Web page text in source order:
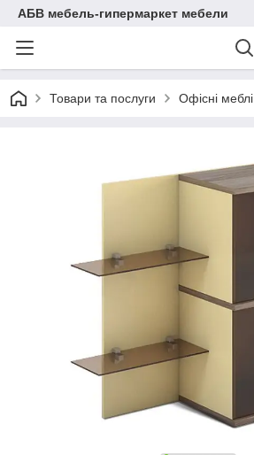
АБВ мебель-гипермаркет мебели
Товари та послуги Офісні меблі